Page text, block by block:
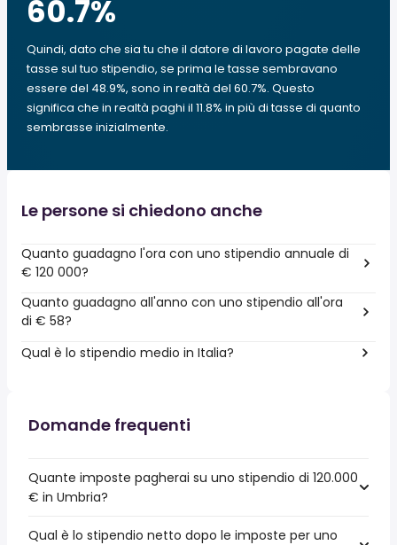
60.7%
Quindi, dato che sia tu che il datore di lavoro pagate delle
tasse sul tuo stipendio, se prima le tasse sembravano
essere del 48.9%, sono in realtà del 60.7%. Questo
significa che in realtà paghi il 11.8% in più di tasse di quanto
sembrasse inizialmente.
Le persone si chiedono anche
Quanto guadagno l'ora con uno stipendio annuale di
€ 120 000?
Quanto guadagno all'anno con uno stipendio all'ora
di € 58?
Qual è lo stipendio medio in Italia?
Domande frequenti
Quante imposte pagherai su uno stipendio di 120.000
€ in Umbria?
Qual è lo stipendio netto dopo le imposte per uno